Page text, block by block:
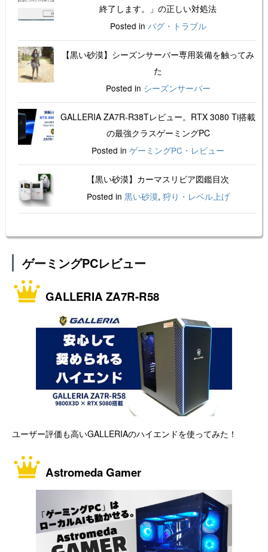
終了します。」の正しい対処法
Posted in バグ・トラブル
【黒い砂漠】シーズンサーバー専用装備を触ってみ
た
Posted in シーズンサーバー
GALLERIA ZA7R-R38Tレビュー。RTX 3080 Ti搭載
の最強クラスゲーミングPC
Posted in ゲーミングPC・レビュー
【黒い砂漠】カーマスリビア図鑑目次
Posted in 黒い砂漠, 狩り・レベル上げ
ゲーミングPCレビュー
GALLERIA ZA7R-R58
ユーザー評価も高いGALLERIAのハイエンドを使ってみた！
Astromeda Gamer